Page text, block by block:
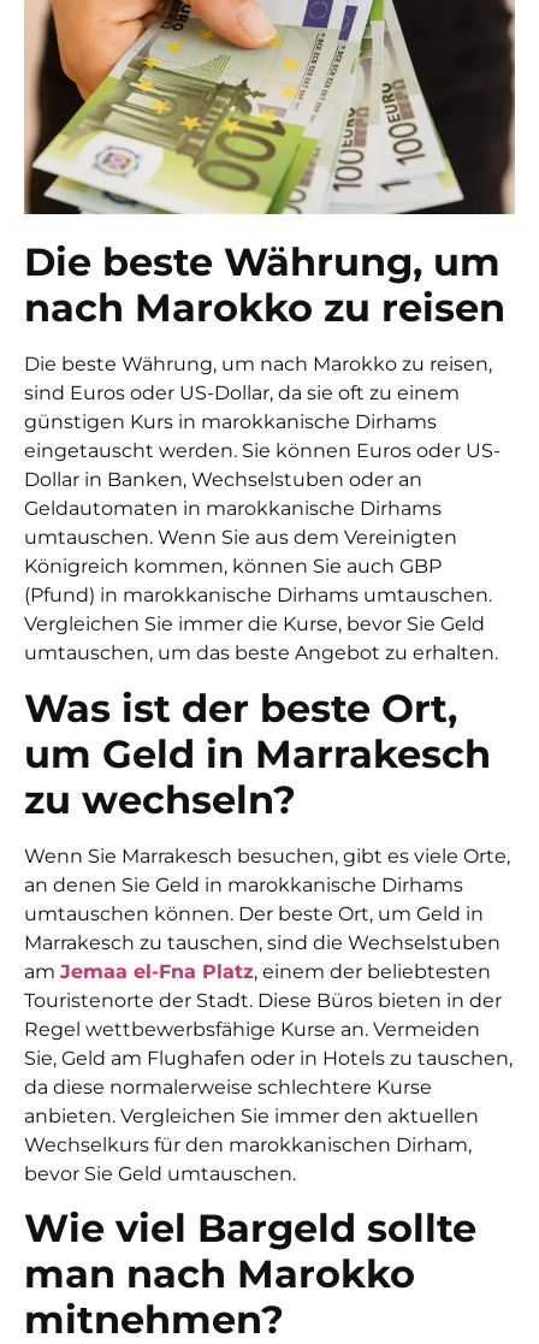
Die beste Währung, um
nach Marokko zu reisen
Die beste Währung, um nach Marokko zu reisen,
sind Euros oder US-Dollar, da sie oft zu einem
günstigen Kurs in marokkanische Dirhams
eingetauscht werden. Sie können Euros oder US-
Dollar in Banken, Wechselstuben oder an
Geldautomaten in marokkanische Dirhams
umtauschen. Wenn Sie aus dem Vereinigten
Königreich kommen, können Sie auch GBP
(Pfund) in marokkanische Dirhams umtauschen.
Vergleichen Sie immer die Kurse, bevor Sie Geld
umtauschen, um das beste Angebot zu erhalten.
Was ist der beste Ort,
um Geld in Marrakesch
zu wechseln?
Wenn Sie Marrakesch besuchen, gibt es viele Orte,
an denen Sie Geld in marokkanische Dirhams
umtauschen können. Der beste Ort, um Geld in
Marrakesch zu tauschen, sind die Wechselstuben
am Jemaa el-Fna Platz, einem der beliebtesten
Touristenorte der Stadt. Diese Büros bieten in der
Regel wettbewerbsfähige Kurse an. Vermeiden
Sie, Geld am Flughafen oder in Hotels zu tauschen,
da diese normalerweise schlechtere Kurse
anbieten. Vergleichen Sie immer den aktuellen
Wechselkurs für den marokkanischen Dirham,
bevor Sie Geld umtauschen.
Wie viel Bargeld sollte
man nach Marokko
mitnehmen?